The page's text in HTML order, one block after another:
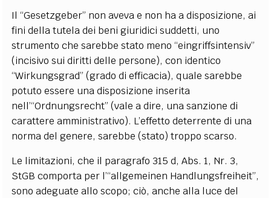
Il “Gesetzgeber” non aveva e non ha a disposizione, ai
fini della tutela dei beni giuridici suddetti, uno
strumento che sarebbe stato meno “eingriffsintensiv”
(incisivo sui diritti delle persone), con identico
“Wirkungsgrad” (grado di efficacia), quale sarebbe
potuto essere una disposizione inserita
nell’“Ordnungsrecht” (vale a dire, una sanzione di
carattere amministrativo). L’effetto deterrente di una
norma del genere, sarebbe (stato) troppo scarso.
Le limitazioni, che il paragrafo 315 d, Abs. 1, Nr. 3,
StGB comporta per l’“allgemeinen Handlungsfreiheit”,
sono adeguate allo scopo; ciò, anche alla luce del